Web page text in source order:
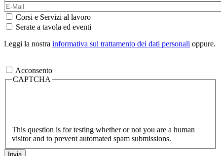
Corsi e Servizi al lavoro
Serate a tavola ed eventi
Leggi la nostra informativa sul trattamento dei dati personali oppure.
Acconsento
CAPTCHA
This question is for testing whether or not you are a human
visitor and to prevent automated spam submissions.